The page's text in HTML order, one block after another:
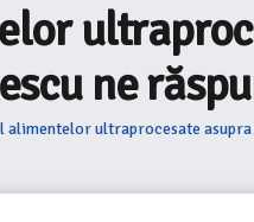
ne
alimentelor ultraprocesate